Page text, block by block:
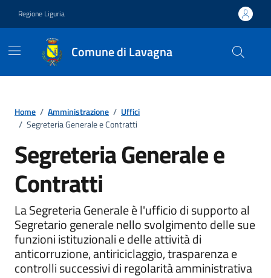
Regione Liguria
Comune di Lavagna
Home / Amministrazione / Uffici
/ Segreteria Generale e Contratti
Segreteria Generale e
Contratti
Unità organizzativa
La Segreteria Generale è l'ufficio di supporto al
Segretario generale nello svolgimento delle sue
funzioni istituzionali e delle attività di
anticorruzione, antiriciclaggio, trasparenza e
controlli successivi di regolarità amministrativa